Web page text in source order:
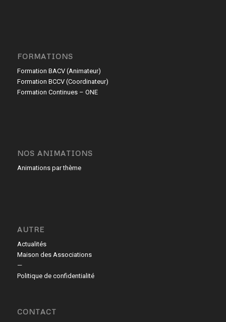
FORMATIONS
Formation BACV (Animateur)
Formation BCCV (Coordinateur)
Formation Continues – ONE
NOS ANIMATIONS
Animations par thème
AUTRE
Actualités
Maison des Associations
—
Politique de confidentialité
CONTACT